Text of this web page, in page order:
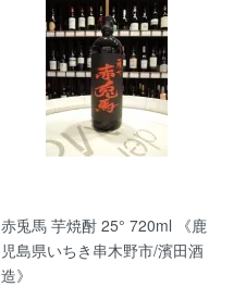
赤兎馬 芋焼酎 25° 720ml 《鹿
児島県いちき串木野市/濱田酒
造》